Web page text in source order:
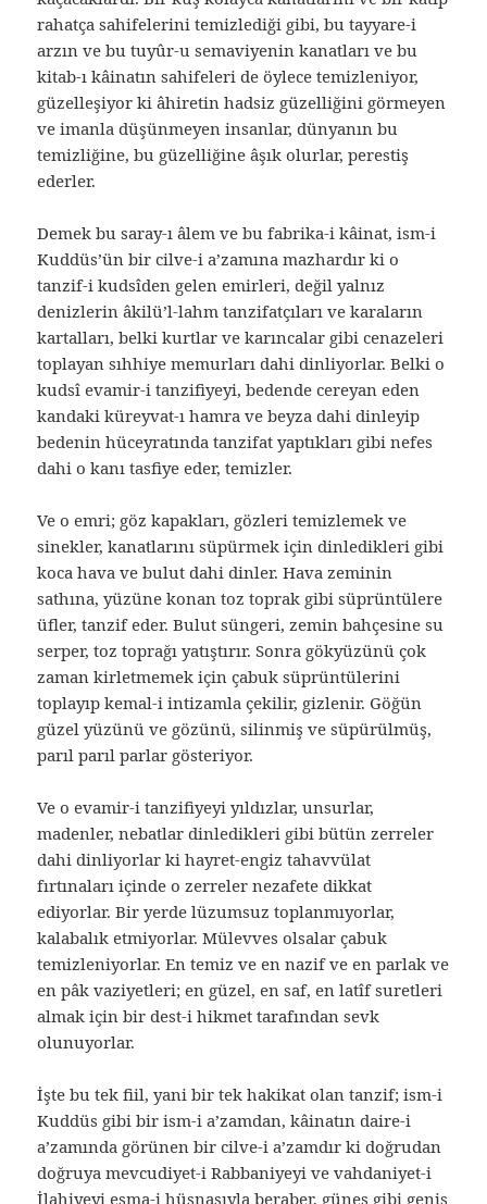
rahatça sahifelerini temizlediği gibi, bu tayyare-i
arzın ve bu tuyûr-u semaviyenin kanatları ve bu
kitab-ı kâinatın sahifeleri de öylece temizleniyor,
güzelleşiyor ki âhiretin hadsiz güzelliğini görmeyen
ve imanla düşünmeyen insanlar, dünyanın bu
temizliğine, bu güzelliğine âşık olurlar, perestiş
ederler.
Demek bu saray-ı âlem ve bu fabrika-i kâinat, ism-i
Kuddüs’ün bir cilve-i a’zamına mazhardır ki o
tanzif-i kudsîden gelen emirleri, değil yalnız
denizlerin âkilü’l-lahm tanzifatçıları ve karaların
kartalları, belki kurtlar ve karıncalar gibi cenazeleri
toplayan sıhhiye memurları dahi dinliyorlar. Belki o
kudsî evamir-i tanzifiyeyi, bedende cereyan eden
kandaki küreyvat-ı hamra ve beyza dahi dinleyip
bedenin hüceyratında tanzifat yaptıkları gibi nefes
dahi o kanı tasfiye eder, temizler.
Ve o emri; göz kapakları, gözleri temizlemek ve
sinekler, kanatlarını süpürmek için dinledikleri gibi
koca hava ve bulut dahi dinler. Hava zeminin
sathına, yüzüne konan toz toprak gibi süprüntülere
üfler, tanzif eder. Bulut süngeri, zemin bahçesine su
serper, toz toprağı yatıştırır. Sonra gökyüzünü çok
zaman kirletmemek için çabuk süprüntülerini
toplayıp kemal-i intizamla çekilir, gizlenir. Göğün
güzel yüzünü ve gözünü, silinmiş ve süpürülmüş,
parıl parıl parlar gösteriyor.
Ve o evamir-i tanzifiyeyi yıldızlar, unsurlar,
madenler, nebatlar dinledikleri gibi bütün zerreler
dahi dinliyorlar ki hayret-engiz tahavvülat
fırtınaları içinde o zerreler nezafete dikkat
ediyorlar. Bir yerde lüzumsuz toplanmıyorlar,
kalabalık etmiyorlar. Mülevves olsalar çabuk
temizleniyorlar. En temiz ve en nazif ve en parlak ve
en pâk vaziyetleri; en güzel, en saf, en latîf suretleri
almak için bir dest-i hikmet tarafından sevk
olunuyorlar.
İşte bu tek fiil, yani bir tek hakikat olan tanzif; ism-i
Kuddüs gibi bir ism-i a’zamdan, kâinatın daire-i
a’zamında görünen bir cilve-i a’zamdır ki doğrudan
doğruya mevcudiyet-i Rabbaniyeyi ve vahdaniyet-i
İlahiyeyi esma-i hüsnasıyla beraber, güneş gibi geniş